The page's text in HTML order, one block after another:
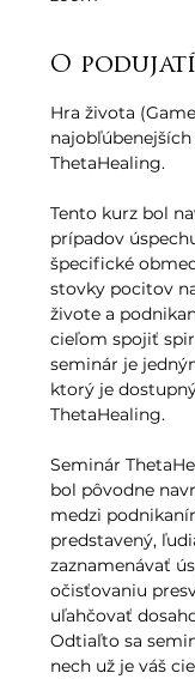
O podujatí
Hra života
ThetaHealing.
Tento kurz bol
prípadov
špecifické
stovky pocitov
živote a
cieľom spojiť
seminár je
ktorý je
ThetaHealing.
Seminár
bol pôvodne
medzi
predstavený,
zaznamenávať
očisťovaniu
uľahčovať
Odtiaľto sa
nech už je váš